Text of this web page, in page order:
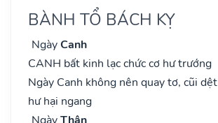
BÀNH TỔ BÁCH KỴ
NgàyCanh
CANH bất kinh lạc chức cơ hư trướng
Ngày Canh không nên quay tơ, cũi dệt
hư hại ngang